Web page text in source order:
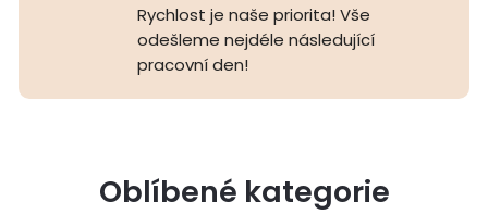
Rychlost je naše priorita! Vše
odešleme nejdéle následující
pracovní den!
Oblíbené kategorie